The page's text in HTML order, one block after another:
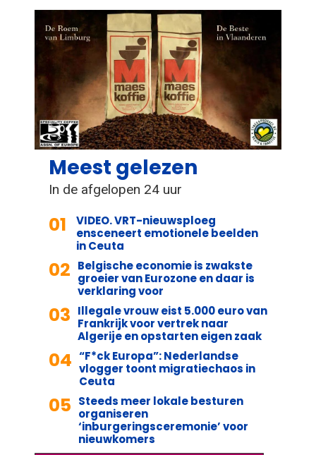
Meest gelezen
In de afgelopen 24 uur
01
VIDEO. VRT-nieuwsploeg
ensceneert emotionele beelden
in Ceuta
02 Belgische economie is zwakste
groeier van Eurozone en daar is
verklaring voor
03 Illegale vrouw eist 5.000 euro van
Frankrijk voor vertrek naar
Algerije en opstarten eigen zaak
04 “F*ck Europa”: Nederlandse
vlogger toont migratiechaos in
Ceuta
05 Steeds meer lokale besturen
organiseren
‘inburgeringsceremonie’ voor
nieuwkomers